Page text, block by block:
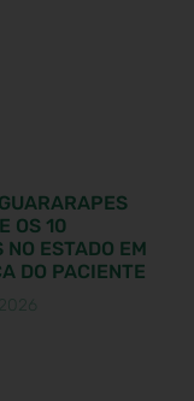
OS 10
NO ESTADO EM
DO PACIENTE